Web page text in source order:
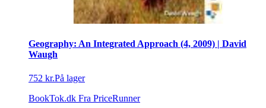
Geography: An Integrated Approach (4, 2009) | David
Waugh
752 kr.På lager
BookTok.dk Fra PriceRunner